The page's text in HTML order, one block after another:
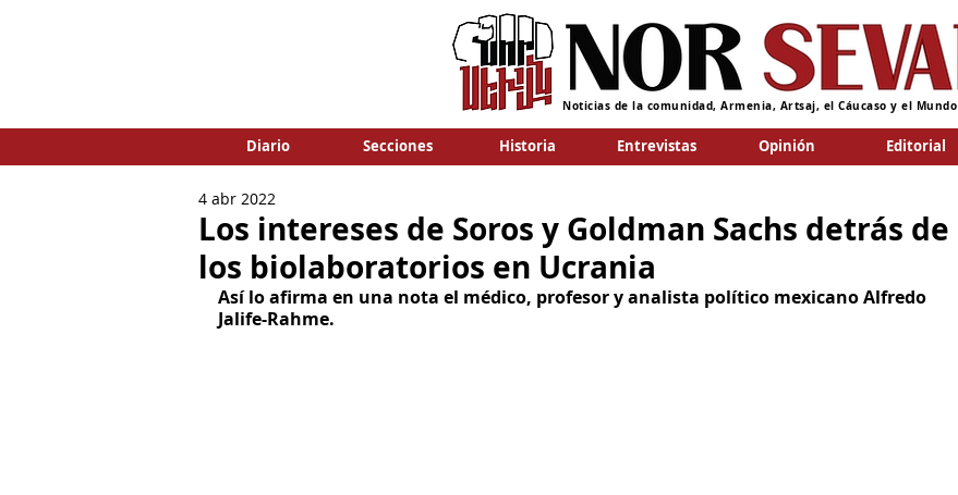
Noticias de la comunidad, Armenia, Artsaj, el Cáucaso y el Mundo
Diario Secciones Historia Entrevistas Opinión Editorial
Los intereses de Soros y Goldman Sachs detrás de
los biolaboratorios en Ucrania
4 abr 2022
Así lo afirma en una nota el médico, profesor y analista político mexicano Alfredo
Jalife-Rahme.